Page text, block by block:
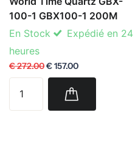
100-1 GBX100-1 200M
En Stock
Expédié en 24
heures
€ 272.00€ 157.00